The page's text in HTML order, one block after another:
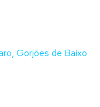
Gorjões de Baixo